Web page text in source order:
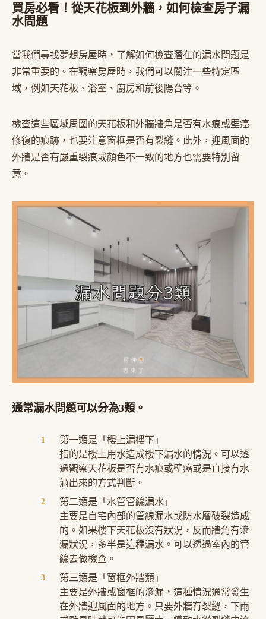
買房必看！從天花板到外牆，如何檢查房子漏
水問題
當我們尋找夢想房屋時，了解如何檢查潛在的漏水問題是
非常重要的。在觀察房屋時，我們可以關注一些特定區
域，例如天花板、浴室、廚房和前後陽台等。
檢查這些區域周圍的天花板和外牆牆角是否有水痕或壁癌
修復的痕跡，也要注意窗框是否有裂縫。此外，迎風面的
外牆是否有嚴重裂痕或顏色不一致的地方也需要特別留
意。
通常漏水問題可以分為3類。
第一類是「樓上漏樓下」
指的是樓上用水造成樓下漏水的情況。可以透
過觀察天花板是否有水痕或壁癌或是直接有水
滴出來的方式判斷。
第二類是「水管管線漏水」
主要是自宅內部的管線漏水或防水層破裂造成
的。如果樓下天花板沒有狀況，反而牆角有滲
漏狀況，多半是這種漏水。可以透過室內的管
線去做檢查。
第三類是「窗框外牆類」
主要是外牆或窗框的滲漏，這種情況通常發生
在外牆迎風面的地方。只要外牆有裂縫，下雨